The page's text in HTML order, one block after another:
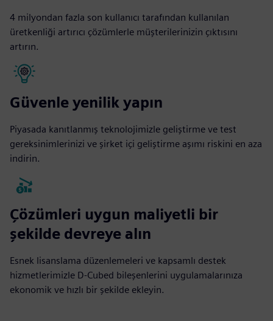
4 milyondan fazla son kullanıcı tarafından kullanılan
üretkenliği artırıcı çözümlerle müşterilerinizin çıktısını
artırın.
Güvenle yenilik yapın
Piyasada kanıtlanmış teknolojimizle geliştirme ve test
gereksinimlerinizi ve şirket içi geliştirme aşımı riskini en aza
indirin.
Çözümleri uygun maliyetli bir
şekilde devreye alın
Esnek lisanslama düzenlemeleri ve kapsamlı destek
hizmetlerimizle D-Cubed bileşenlerini uygulamalarınıza
ekonomik ve hızlı bir şekilde ekleyin.